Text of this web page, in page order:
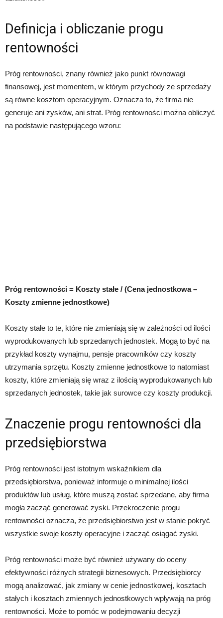
Definicja i obliczanie progu
rentowności
Próg rentowności, znany również jako punkt równowagi
finansowej, jest momentem, w którym przychody ze sprzedaży
są równe kosztom operacyjnym. Oznacza to, że firma nie
generuje ani zysków, ani strat. Próg rentowności można obliczyć
na podstawie następującego wzoru:
Próg rentowności = Koszty stałe / (Cena jednostkowa –
Koszty zmienne jednostkowe)
Koszty stałe to te, które nie zmieniają się w zależności od ilości
wyprodukowanych lub sprzedanych jednostek. Mogą to być na
przykład koszty wynajmu, pensje pracowników czy koszty
utrzymania sprzętu. Koszty zmienne jednostkowe to natomiast
koszty, które zmieniają się wraz z ilością wyprodukowanych lub
sprzedanych jednostek, takie jak surowce czy koszty produkcji.
Znaczenie progu rentowności dla
przedsiębiorstwa
Próg rentowności jest istotnym wskaźnikiem dla
przedsiębiorstwa, ponieważ informuje o minimalnej ilości
produktów lub usług, które muszą zostać sprzedane, aby firma
mogła zacząć generować zyski. Przekroczenie progu
rentowności oznacza, że przedsiębiorstwo jest w stanie pokryć
wszystkie swoje koszty operacyjne i zacząć osiągać zyski.
Próg rentowności może być również używany do oceny
efektywności różnych strategii biznesowych. Przedsiębiorcy
mogą analizować, jak zmiany w cenie jednostkowej, kosztach
stałych i kosztach zmiennych jednostkowych wpływają na próg
rentowności. Może to pomóc w podejmowaniu decyzji